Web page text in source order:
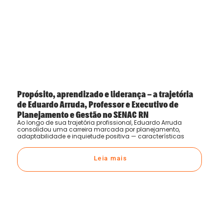
Propósito, aprendizado e liderança – a trajetória
de Eduardo Arruda, Professor e Executivo de
Planejamento e Gestão no SENAC RN
Ao longo de sua trajetória profissional, Eduardo Arruda
consolidou uma carreira marcada por planejamento,
adaptabilidade e inquietude positiva — características
Leia mais